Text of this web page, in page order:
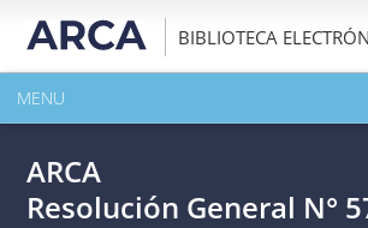
BIBLIOTECA
MENU
EXPANDIR TODO EL CONTENIDO DE LA
ARCA
Resolución General N°